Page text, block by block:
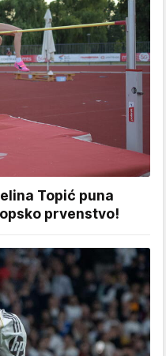
Topić puna
prvenstvo!